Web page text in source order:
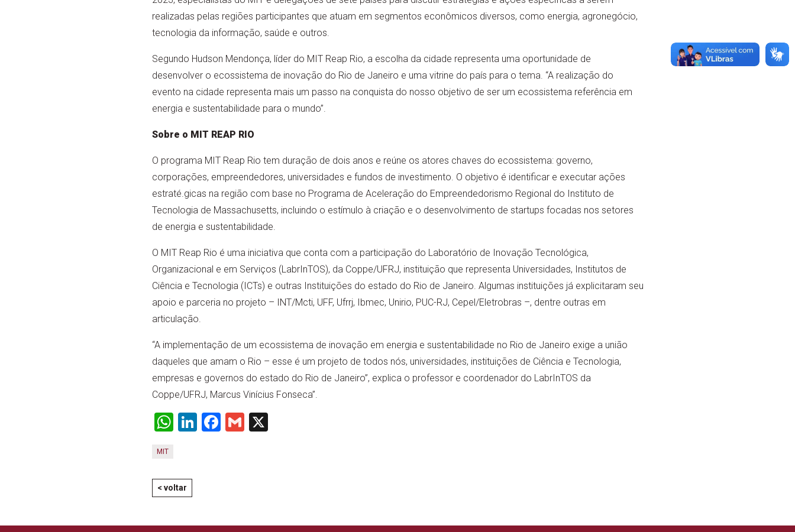
realizadas pelas regiões participantes que atuam em segmentos econômicos diversos, como energia, agronegócio,
tecnologia da informação, saúde e outros.
Segundo Hudson Mendonça, líder do MIT Reap Rio, a escolha da cidade representa uma oportunidade de
desenvolver o ecossistema de inovação do Rio de Janeiro e uma vitrine do país para o tema. “A realização do
evento na cidade representa mais um passo na conquista do nosso objetivo de ser um ecossistema referência em
energia e sustentabilidade para o mundo”.
Sobre o MIT REAP RIO
O programa MIT Reap Rio tem duração de dois anos e reúne os atores chaves do ecossistema: governo,
corporações, empreendedores, universidades e fundos de investimento. O objetivo é identificar e executar ações
estraté.gicas na região com base no Programa de Aceleração do Empreendedorismo Regional do Instituto de
Tecnologia de Massachusetts, incluindo o estímulo à criação e o desenvolvimento de startups focadas nos setores
de energia e sustentabilidade.
O MIT Reap Rio é uma iniciativa que conta com a participação do Laboratório de Inovação Tecnológica,
Organizacional e em Serviços (LabrInTOS), da Coppe/UFRJ, instituição que representa Universidades, Institutos de
Ciência e Tecnologia (ICTs) e outras Instituições do estado do Rio de Janeiro. Algumas instituições já explicitaram seu
apoio e parceria no projeto – INT/Mcti, UFF, Ufrrj, Ibmec, Unirio, PUC-RJ, Cepel/Eletrobras –, dentre outras em
articulação.
“A implementação de um ecossistema de inovação em energia e sustentabilidade no Rio de Janeiro exige a união
daqueles que amam o Rio – esse é um projeto de todos nós, universidades, instituições de Ciência e Tecnologia,
empresas e governos do estado do Rio de Janeiro”, explica o professor e coordenador do LabrInTOS da
Coppe/UFRJ, Marcus Vinícius Fonseca”.
WhatsApp
LinkedIn
Facebook
Gmail
X
MIT
< voltar